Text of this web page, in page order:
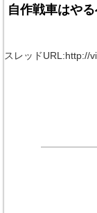
自作戦車はやる
スレッドURL:http://